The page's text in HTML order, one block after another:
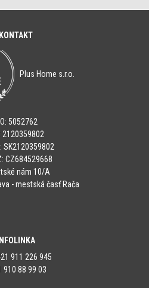
KONTAKT
Plus Home s.r.o.
5052762
2120359802
SK2120359802
CZ684529668
nám 10/A
- mestská časť Rača
INFOLINKA
911 226 945
910 88 99 03